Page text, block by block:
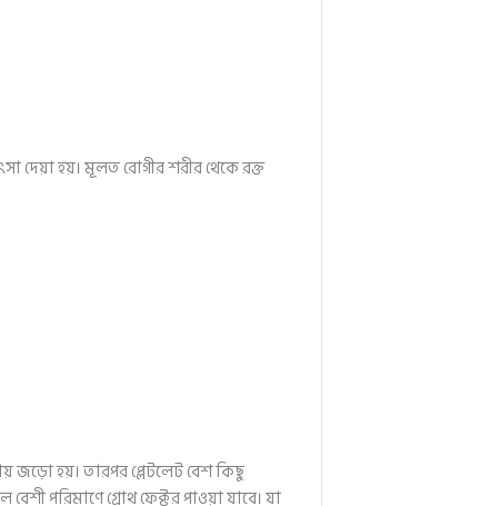
দেয়া হয়। মূলত রোগীর শরীর থেকে রক্ত
জড়ো হয়। তারপর প্লেটলেট বেশ কিছু
পরিমাণে গ্রোথ ফেক্টর পাওয়া যাবে। যা